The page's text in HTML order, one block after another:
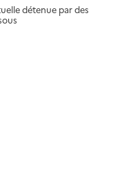
détenue par des